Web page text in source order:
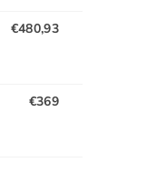
€480,93
€369